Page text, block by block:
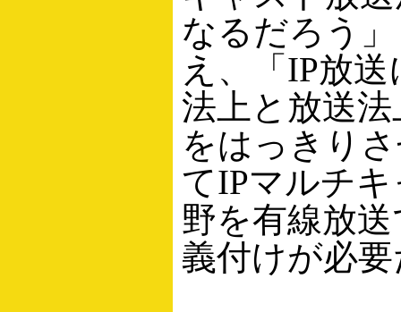
なるだろう
え、「IP放
法上と放送
をはっきり
てIPマルチ
野を有線放
義付けが必